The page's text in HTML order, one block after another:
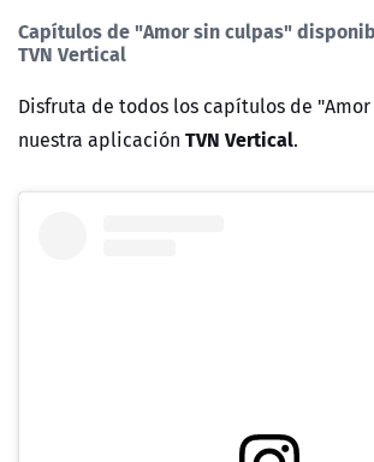
Capítulos de "Amor sin culpas"
TVN Vertical
Disfruta de todos los capítulos de
nuestra aplicación TVN Vertical.